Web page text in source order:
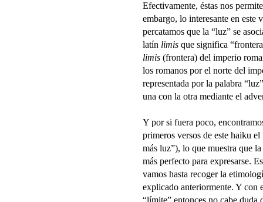
Efectivamente, éstas nos
embargo, lo interesante en este
percatamos que la “luz” se
latín limis que significa
limis (frontera) del imperio
los romanos por el norte del
representada por la palabra
una con la otra mediante el
Y por si fuera poco,
primeros versos de este haiku
más luz”), lo que muestra que
más perfecto para expresarse.
vamos hasta recoger la
explicado anteriormente. Y con
“límite” entonces no cabe duda